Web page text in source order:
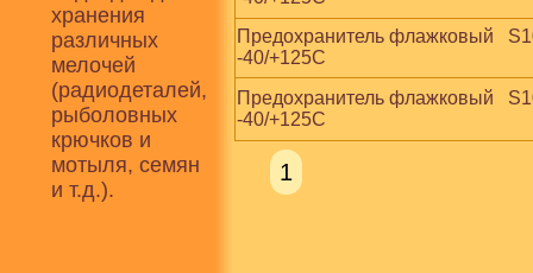
хранения
различных
мелочей
(радиодеталей,
рыболовных
крючков и
мотыля, семян
и т.д.).
Предохранитель флажковый
-40/+125С
Предохранитель флажковый
-40/+125С
1